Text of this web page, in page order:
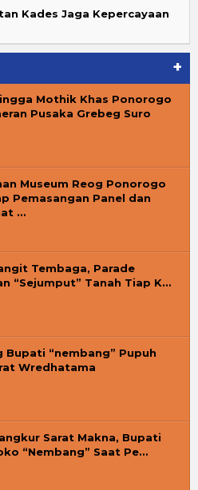
Kades Jaga Kepercayaan
+
Mothik Khas Ponorogo
Pusaka Grebeg Suro
Museum Reog Ponorogo
Pemasangan Panel dan
…
Tembaga, Parade
“Sejumput” Tanah Tiap K…
Bupati “nembang” Pupuh
Wredhatama
Sarat Makna, Bupati
“Nembang” Saat Pe…